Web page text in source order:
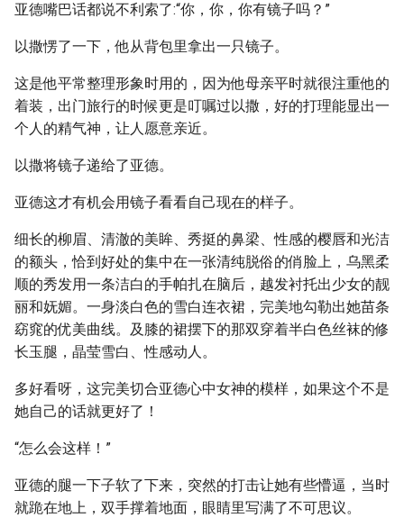
亚德嘴巴话都说不利索了:“你，你，你有镜子吗？”
以撒愣了一下，他从背包里拿出一只镜子。
这是他平常整理形象时用的，因为他母亲平时就很注重他的
着装，出门旅行的时候更是叮嘱过以撒，好的打理能显出一
个人的精气神，让人愿意亲近。
以撒将镜子递给了亚德。
亚德这才有机会用镜子看看自己现在的样子。
细长的柳眉、清澈的美眸、秀挺的鼻梁、性感的樱唇和光洁
的额头，恰到好处的集中在一张清纯脱俗的俏脸上，乌黑柔
顺的秀发用一条洁白的手帕扎在脑后，越发衬托出少女的靓
丽和妩媚。一身淡白色的雪白连衣裙，完美地勾勒出她苗条
窈窕的优美曲线。及膝的裙摆下的那双穿着半白色丝袜的修
长玉腿，晶莹雪白、性感动人。
多好看呀，这完美切合亚德心中女神的模样，如果这个不是
她自己的话就更好了！
“怎么会这样！”
亚德的腿一下子软了下来，突然的打击让她有些懵逼，当时
就跪在地上，双手撑着地面，眼睛里写满了不可思议。